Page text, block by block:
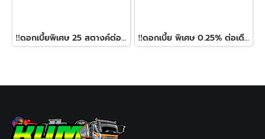
‼️ดอกเบี้ยพิเศษ 25 สตางค์ต่อเดือน‼️หกล้อตู้ ISUZU NMR 130 แรง ปี 2558 ‼️ดอกเบี้ย พิเศษ 0.25% ต่อเดือน‼️หกล้อตู้สิบบาน ISUZU FTR 240 แรง ปี 2561